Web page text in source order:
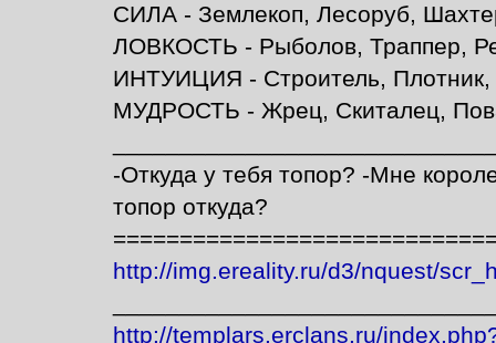
СИЛА - Землекоп, Лесоруб,
ЛОВКОСТЬ - Рыболов, Траппер,
ИНТУИЦИЯ - Строитель, Плотник,
МУДРОСТЬ - Жрец, Скиталец,
-Откуда у тебя топор? -Мне
топор откуда?
http://img.ereality.ru/d3/nquest/
http://templars.erclans.ru/